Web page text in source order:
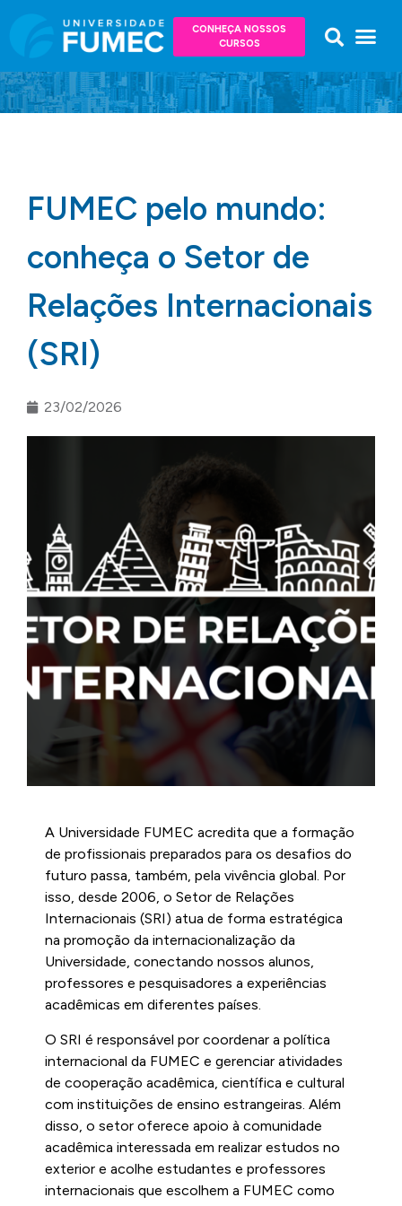
CONHEÇA NOSSOS
CURSOS
FUMEC pelo mundo:
conheça o Setor de
Relações Internacionais
(SRI)
23/02/2026
A Universidade FUMEC acredita que a formação
de profissionais preparados para os desafios do
futuro passa, também, pela vivência global. Por
isso, desde 2006, o Setor de Relações
Internacionais (SRI) atua de forma estratégica
na promoção da internacionalização da
Universidade, conectando nossos alunos,
professores e pesquisadores a experiências
acadêmicas em diferentes países.
O SRI é responsável por coordenar a política
internacional da FUMEC e gerenciar atividades
de cooperação acadêmica, científica e cultural
com instituições de ensino estrangeiras. Além
disso, o setor oferece apoio à comunidade
acadêmica interessada em realizar estudos no
exterior e acolhe estudantes e professores
internacionais que escolhem a FUMEC como